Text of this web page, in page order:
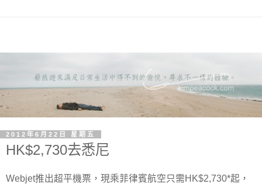
2012年6月22日 星期五
HK$2,730去悉尼
Webjet推出超平機票，現乘菲律賓航空只需HK$2,730*起，